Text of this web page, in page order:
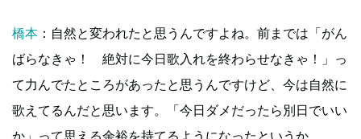
橋本 ：自然と変われたと思うんですよね。前までは「がん
ばらなきゃ！ 絶対に今日歌入れを終わらせなきゃ！」っ
て力んでたところがあったと思うんですけど、今は自然に
歌えてるんだと思います。「今日ダメだったら別日でいい
か」って思える余裕を持てるようになったというか。